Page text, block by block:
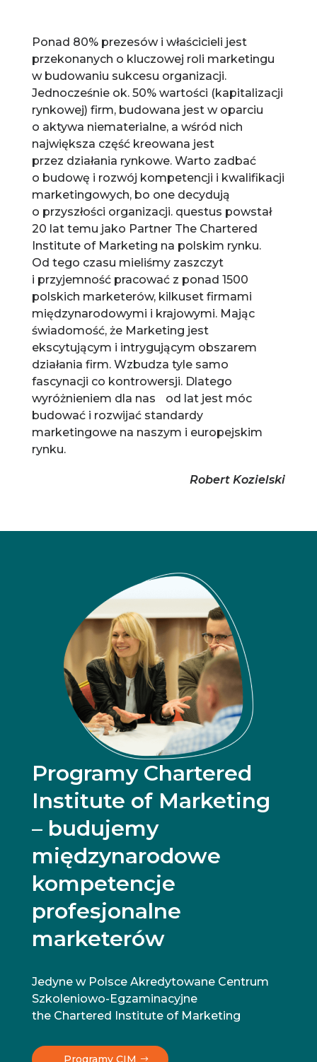
Ponad 80% prezesów i właścicieli jest
przekonanych o kluczowej roli marketingu
w budowaniu sukcesu organizacji.
Jednocześnie ok. 50% wartości (kapitalizacji
rynkowej) firm, budowana jest w oparciu
o aktywa niematerialne, a wśród nich
największa część kreowana jest
przez działania rynkowe. Warto zadbać
o budowę i rozwój kompetencji i kwalifikacji
marketingowych, bo one decydują
o przyszłości organizacji. questus powstał
20 lat temu jako Partner The Chartered
Institute of Marketing na polskim rynku.
Od tego czasu mieliśmy zaszczyt
i przyjemność pracować z ponad 1500
polskich marketerów, kilkuset firmami
międzynarodowymi i krajowymi. Mając
świadomość, że Marketing jest
ekscytującym i intrygującym obszarem
działania firm. Wzbudza tyle samo
fascynacji co kontrowersji. Dlatego
wyróżnieniem dla nas od lat jest móc
budować i rozwijać standardy
marketingowe na naszym i europejskim
rynku.
Robert Kozielski
Programy Chartered
Institute of Marketing
– budujemy
międzynarodowe
kompetencje
profesjonalne
marketerów
Jedyne w Polsce Akredytowane Centrum
Szkoleniowo-Egzaminacyjne
the Chartered Institute of Marketing
Programy CIM